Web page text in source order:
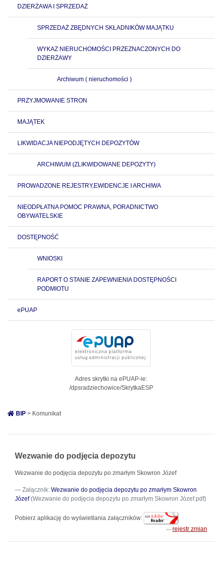
DZIERŻAWA I SPRZEDAŻ
SPRZEDAŻ ZBĘDNYCH SKŁADNIKÓW MAJĄTKU
WYKAZ NIERUCHOMOŚCI PRZEZNACZONYCH DO
DZIERŻAWY
Archiwum ( nieruchomości )
PRZYJMOWANIE STRON
MAJĄTEK
LIKWIDACJA NIEPODJĘTYCH DEPOZYTÓW
ARCHIWUM (ZLIKWIDOWANE DEPOZYTY)
PROWADZONE REJESTRY,EWIDENCJE I ARCHIWA
NIEODPŁATNA POMOC PRAWNA, PORADNICTWO
OBYWATELSKIE
DOSTĘPNOŚĆ
WNIOSKI
RAPORT O STANIE ZAPEWNIENIA DOSTĘPNOŚCI
PODMIOTU
ePUAP
Adres skrytki na ePUAP-ie:
/dpsradziechowice/SkrytkaESP
BIP > Komunikat
Wezwanie do podjęcia depozytu
Wezwanie do podjęcia depozytu po zmarłym Skowron Józef
Załącznik: Wezwanie do podjęcia depozytu po zmarłym Skowron
Józef(Wezwanie do podjęcia depozytu po zmarłym Skowron Józef.pdf)
Pobierz aplikację do wyświetlania załączników:
rejestr zmian